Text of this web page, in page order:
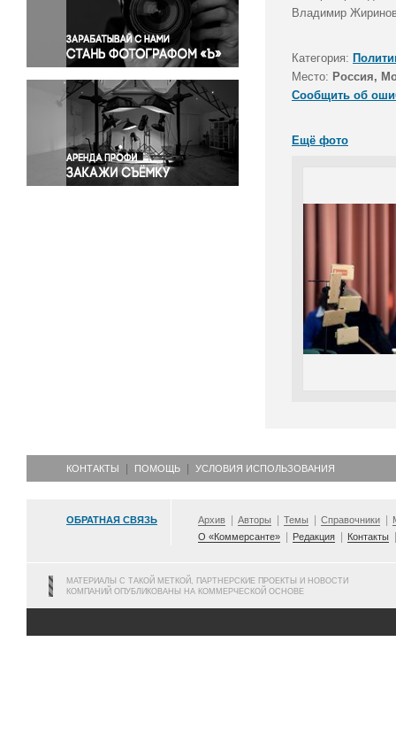
Правосудие
Происшествия и конфликты
Религия
Светская жизнь
Спорт
Экология
Экономика и бизнес
Владимир
Категория:
Место: Россия,
Сообщить об
Ещё фото
КОНТАКТЫ ПОМОЩЬ УСЛОВИЯ ИСПОЛЬЗОВАНИЯ
ОБРАТНАЯ СВЯЗЬ Архив Авторы Темы Справочники
О «Коммерсанте»
Редакция Контакты
МАТЕРИАЛЫ С ТАКОЙ МЕТКОЙ, ПАРТНЕРСКИЕ ПРОЕКТЫ И НОВОСТИ
КОМПАНИЙ ОПУБЛИКОВАНЫ НА КОММЕРЧЕСКОЙ ОСНОВЕ